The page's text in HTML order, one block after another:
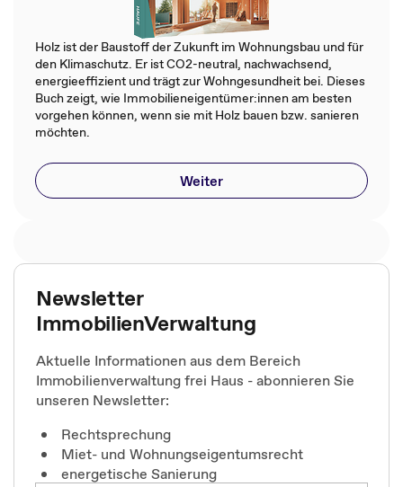
Holz ist der Baustoff der Zukunft im Wohnungsbau und für
den Klimaschutz. Er ist CO2-neutral, nachwachsend,
energieeffizient und trägt zur Wohngesundheit bei. Dieses
Buch zeigt, wie Immobilieneigentümer:innen am besten
vorgehen können, wenn sie mit Holz bauen bzw. sanieren
möchten.
Weiter
Newsletter
ImmobilienVerwaltung
Aktuelle Informationen aus dem Bereich
Immobilienverwaltung frei Haus - abonnieren Sie
unseren Newsletter:
Rechtsprechung
Miet- und Wohnungseigentumsrecht
energetische Sanierung